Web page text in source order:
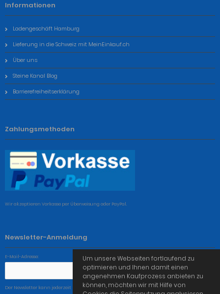
Informationen
Ladengeschäft Hamburg
Lieferung in die Schweiz mit MeinEinkauf.ch
Über uns
Steine Kanal Blog
Barrierefreiheitserklärung
Zahlungsmethoden
Wir akzeptieren Vorkasse per Überweisung oder PayPal.
Newsletter-Anmeldung
E-Mail-Adresse:
Der Newsletter kann jederzeit hier oder in Ihrem Kundenkonto abbestellt werden.
Um unsere Webseiten fortlaufend zu
optimieren und Ihnen damit einen
angenehmen Kaufprozess anbieten zu
können, möchten wir mit Hilfe von